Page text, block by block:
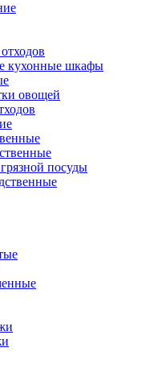
кухонные шкафы
овощей
посуды